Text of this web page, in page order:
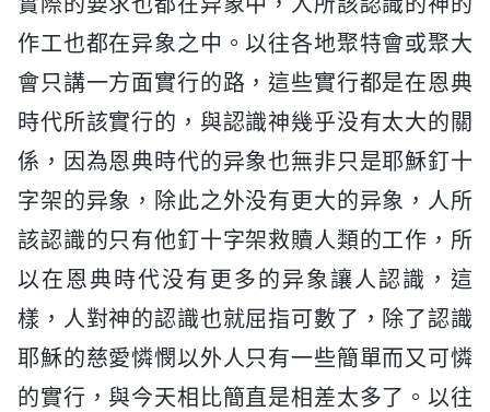
作工也都在异象之中。以往各地聚特會或聚大
會只講一方面實行的路，這些實行都是在恩典
時代所該實行的，與認識神幾乎没有太大的關
係，因為恩典時代的异象也無非只是耶穌釘十
字架的异象，除此之外没有更大的异象，人所
該認識的只有他釘十字架救贖人類的工作，所
以在恩典時代没有更多的异象讓人認識，這
樣，人對神的認識也就屈指可數了，除了認識
耶穌的慈愛憐憫以外人只有一些簡單而又可憐
的實行，與今天相比簡直是相差太多了。以往